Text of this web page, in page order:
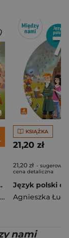
EDYCJA 2026
Agnieszka
KSIĄŻKA
21,20 zł
21,20 zł -
cena detaliczna
Agnieszka
nami